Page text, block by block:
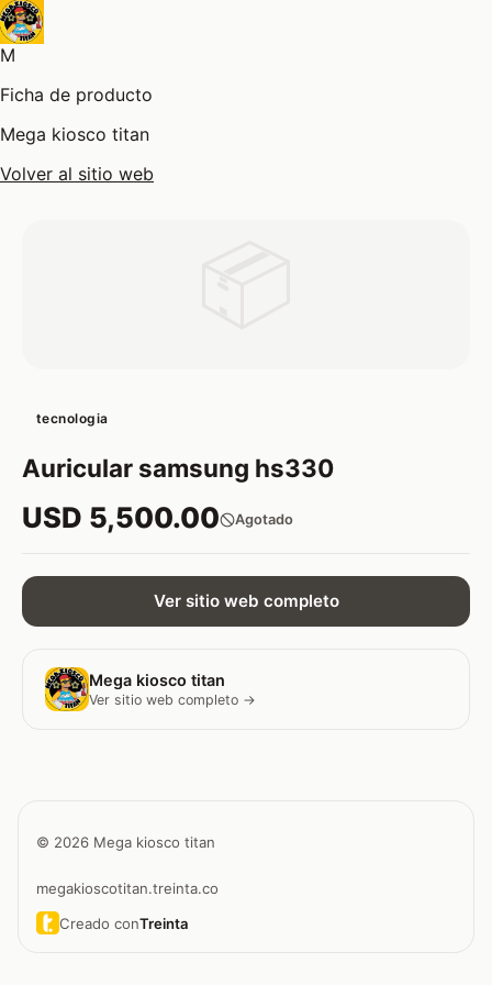
M
Ficha de producto
Mega kiosco titan
Volver al sitio web
tecnologia
Auricular samsung hs330
USD 5,500.00 Agotado
Ver sitio web completo
Mega kiosco titan
Ver sitio web completo →
© 2026 Mega kiosco titan
megakioscotitan.treinta.co
Creado conTreinta